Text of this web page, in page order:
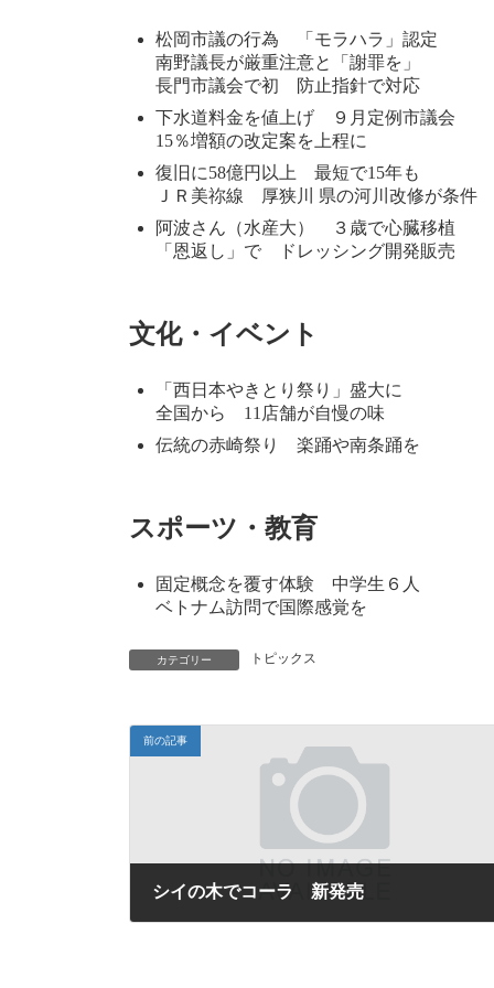
松岡市議の行為 「モラハラ」認定
南野議長が厳重注意と「謝罪を」
長門市議会で初 防止指針で対応
下水道料金を値上げ ９月定例市議会
15％増額の改定案を上程に
復旧に58億円以上 最短で15年も
ＪＲ美祢線 厚狭川 県の河川改修が条件
阿波さん（水産大） ３歳で心臓移植
「恩返し」で ドレッシング開発販売
文化・イベント
「西日本やきとり祭り」盛大に
全国から 11店舗が自慢の味
伝統の赤崎祭り 楽踊や南条踊を
スポーツ・教育
固定概念を覆す体験 中学生６人
ベトナム訪問で国際感覚を
カテゴリー トピックス
前の記事
シイの木でコーラ 新発売